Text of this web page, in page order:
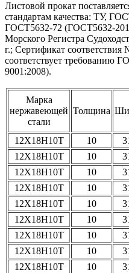
Листовой прокат
стандартам качества: ТУ,
ГОСТ5632-72 (ГОСТ5632-
Морского Регистра
г.; Сертификат
соответствует требованию
9001:2008).
Марка
нержавеющей
стали
Толщина
12Х18Н10Т 10
12Х18Н10Т
10
12Х18Н10Т
10
12Х18Н10Т
10
12Х18Н10Т
10
12Х18Н10Т
10
12Х18Н10Т
10
12Х18Н10Т
10
12Х18Н10Т
10